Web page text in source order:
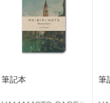
筆記本 筆